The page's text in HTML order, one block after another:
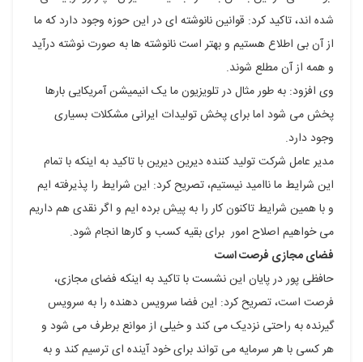
شده اند، تاکید کرد: قوانین نانوشته ای در این حوزه وجود دارد که ما
از آن بی اطلاع هستیم و بهتر است نانوشته ها به صورت نوشته درآید
و همه از آن مطلع شوند.
وی افزود: به طور مثال در تلویزیون ما یک انیمیشن آمریکایی بارها
پخش می شود اما برای پخش تولیدات ایرانی مشکلات بسیاری
وجود دارد.
مدیر عامل شرکت تولید کننده دیرین دیرین با تاکید به اینکه با تمام
این شرایط ما ناامید نیستیم، تصریح کرد: این شرایط را پذیرفته ایم
و با همین شرایط تاکنون کار را به پیش برده ایم و اگر نقدی هم داریم
می خواهیم اصلاح امور برای بقیه کسب و کارها انجام شود.
فضای مجازی فرصت است
حافظی پور در پایان این نشست با تاکید به اینکه فضای مجازی،
فرصت است، تصریح کرد: این فضا سرویس دهنده را به سرویس
گیرنده به راحتی نزدیک می کند و خیلی از موانع برطرف می شود و
هر کسی با هر سرمایه می تواند برای خود آینده ای ترسیم کند و به